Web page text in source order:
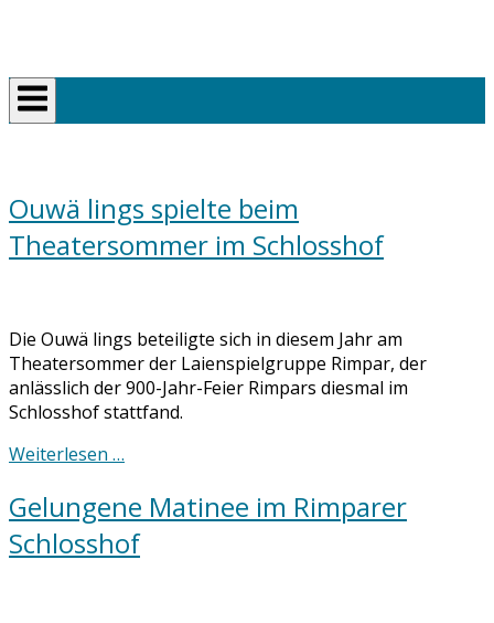
Ouwä lings spielte beim
Theatersommer im Schlosshof
Die Ouwä lings beteiligte sich in diesem Jahr am
Theatersommer der Laienspielgruppe Rimpar, der
anlässlich der 900-Jahr-Feier Rimpars diesmal im
Schlosshof stattfand.
Weiterlesen …
Gelungene Matinee im Rimparer
Schlosshof